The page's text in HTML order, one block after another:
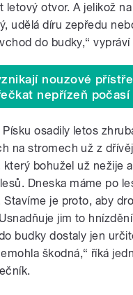
letový otvor. A jelikož
udělá díru zepředu
do budky,“ vypráví
nouzové
nepřízeň
osadily letos
na stromech už z
který bohužel už nežije
Dneska máme po
Stavíme je proto, aby
jim to
budky dostaly jen
škodná,“ říká